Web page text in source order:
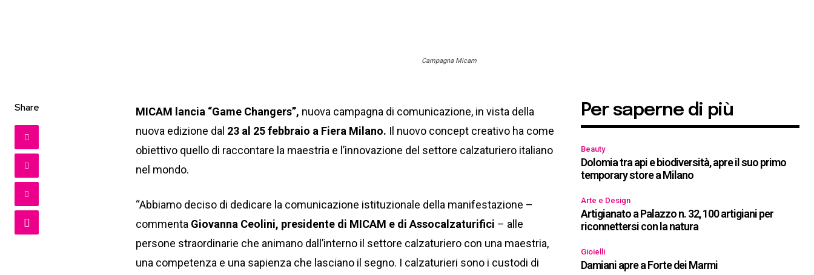
Campagna Micam
Share MICAM lancia “Game Changers”, nuova campagna di comunicazione, in vista della
nuova edizione dal 23 al 25 febbraio a Fiera Milano. Il nuovo concept creativo ha come
obiettivo quello di raccontare la maestria e l’innovazione del settore calzaturiero italiano
nel mondo.
“Abbiamo deciso di dedicare la comunicazione istituzionale della manifestazione –
commenta Giovanna Ceolini, presidente di MICAM e di Assocalzaturifici – alle
persone straordinarie che animano dall’interno il settore calzaturiero con una maestria,
una competenza e una sapienza che lasciano il segno. I calzaturieri sono i custodi di
Per saperne di più
Beauty
Dolomia tra api e biodiversità, apre il suo primo
temporary store a Milano
Arte e Design
Artigianato a Palazzo n. 32, 100 artigiani per
riconnettersi con la natura
Gioielli
Damiani apre a Forte dei Marmi